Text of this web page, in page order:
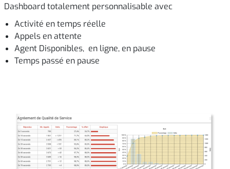
Dashboard totalement personnalisable avec
Activité en temps réelle
Appels en attente
Agent Disponibles, en ligne, en pause
Temps passé en pause